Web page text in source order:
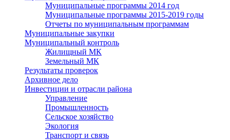
Муниципальные программы 2014 год
Муниципальные программы 2015-2019 годы
Отчеты по муниципальным программам
Муниципальные закупки
Муниципальный контроль
Жилищный МК
Земельный МК
Результаты проверок
Архивное дело
Инвестиции и отрасли района
Управление
Промышленность
Сельское хозяйство
Экология
Транспорт и связь